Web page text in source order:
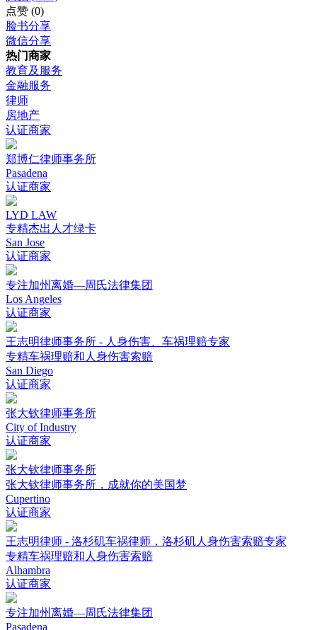
点赞 (0)
脸书分享
微信分享
热门商家
教育及服务
金融服务
律师
房地产
认证商家
郑博仁律师事务所
Pasadena
认证商家
LYD LAW
专精杰出人才绿卡
San Jose
认证商家
专注加州离婚—周氏法律集团
Los Angeles
认证商家
王志明律师事务所 - 人身伤害、车祸理赔专家
专精车祸理赔和人身伤害索赔
San Diego
认证商家
张大钦律师事务所
City of Industry
认证商家
张大钦律师事务所
张大钦律师事务所，成就你的美国梦
Cupertino
认证商家
王志明律师 - 洛杉矶车祸律师，洛杉矶人身伤害索赔专家
专精车祸理赔和人身伤害索赔
Alhambra
认证商家
专注加州离婚—周氏法律集团
Pasadena